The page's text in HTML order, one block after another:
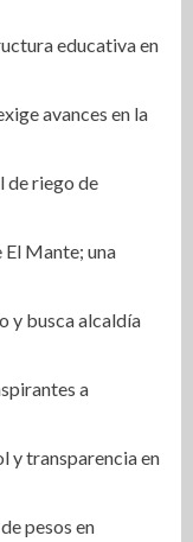
educativa en
avances en la
de riego de
El Mante; una
y busca alcaldía
a
y transparencia en
pesos en